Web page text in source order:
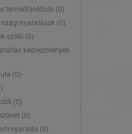
termálfürdőzés (0)
nyaralások (0)
szóló (0)
kedvezmények
(0)
)
(0)
(0)
nyaralás (0)